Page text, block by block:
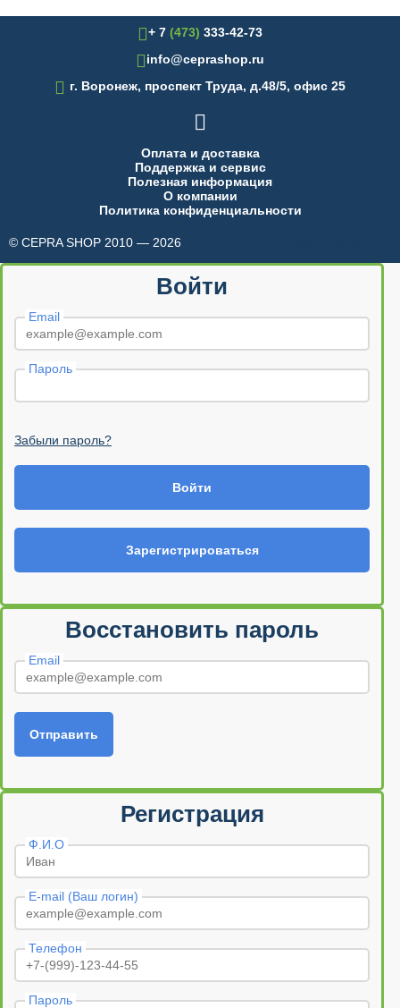
+ 7 (473) 333-42-73
info@ceprashop.ru
 г. Воронеж, проспект Труда, д.48/5, офис 25

Оплата и доставка
Поддержка и сервис
Полезная информация
О компании
Политика конфиденциальности
© CEPRA SHOP 2010 — 2026
Войти
Email
Пароль
Забыли пароль?
Войти
Зарегистрироваться
Восстановить пароль
Email
Отправить
Регистрация
Ф.И.О
E-mail (Ваш логин)
Телефон
Пароль